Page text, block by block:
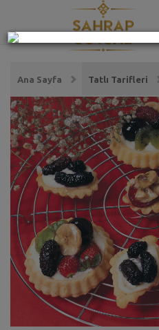
Ana Sayfa Tatlı Tarifleri